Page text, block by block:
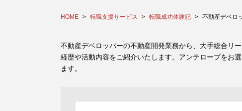
HOME 転職支援サービス 転職成功体験記 不動産デベロ
不動産デベロッパーの不動産開発業務から、大手総合リ
経歴や活動内容をご紹介いたします。アンテロープをお
ます。